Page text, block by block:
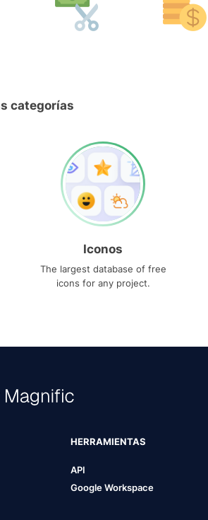
categorías
Iconos
The largest database of free
icons for any project.
HERRAMIENTAS
API
Google Workspace